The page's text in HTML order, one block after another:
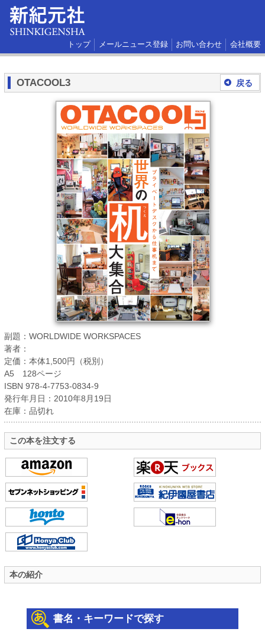
トップ メールニュース登録 お問い合わせ 会社概要
戻る
OTACOOL3
副題：WORLDWIDE WORKSPACES
著者：
定価：本体1,500円（税別）
A5 128ページ
ISBN 978-4-7753-0834-9
発行年月日：2010年8月19日
在庫：品切れ
この本を注文する
本の紹介
書名・キーワードで探す